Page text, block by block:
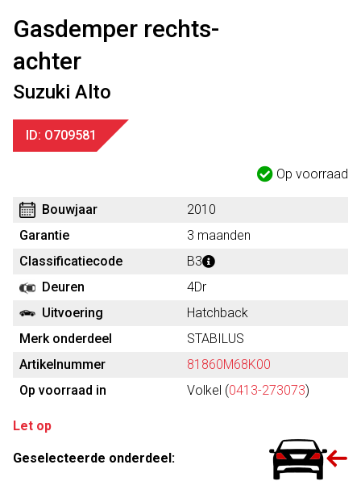
Gasdemper rechts-
achter
Suzuki Alto
ID: O709581
Op voorraad
Bouwjaar
2010
Garantie
3 maanden
Classificatiecode
B3
Deuren
4Dr
Uitvoering
Hatchback
Merk onderdeel
STABILUS
Artikelnummer
81860M68K00
Op voorraad in
Volkel (0413-273073)
Let op
Geselecteerde onderdeel: